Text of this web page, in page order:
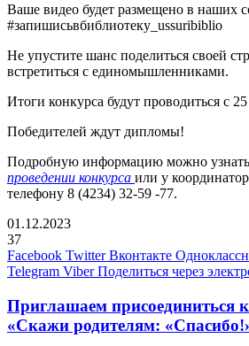
Ваше видео будет размещено в наших
#запишисьвбиблиотеку_ussuribiblio
Не упустите шанс поделиться своей
встретиться с единомышленниками.
Итоги конкурса будут проводиться с
Победителей ждут дипломы!
Подробную информацию можно узнать
проведении конкурса или у
телефону 8 (4234) 32-59 -77.
01.12.2023
37
Facebook Twitter Вконтакте
Telegram Viber Поделиться через
Приглашаем присоединиться
«Скажи родителям: